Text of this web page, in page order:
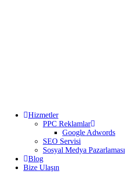
Hizmetler
PPC Reklamlar
Google Adwords
SEO Servisi
Sosyal Medya Pazarlaması
Blog
Bize Ulaşın